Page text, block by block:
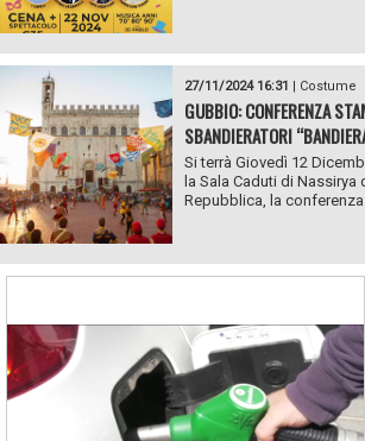
27/11/2024 16:31 | Costume
GUBBIO: CONFERENZA
SBANDIERATORI
Si terrà Giovedì 12
la Sala Caduti di Nassirya
Repubblica, la conferenza